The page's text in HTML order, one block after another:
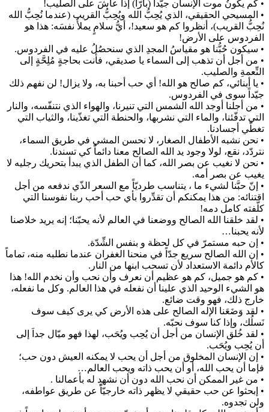
• كم يكونُ موت الإنسان جيّداً (بارّاً) إذا عاشَ على الصليب!
• المسيحي الحقيقي، الذي يُحِبُّ الله ويُحِبُّ القريب (عندما نُحِبُّ الله
نُحِبُّ القريب)، أنظروا كم هو سعيد!، أيُّ سلامٍ يملأُ نفسَه: هذا هو
الفردوس على الأرض!
• سيكون حُبُّنا هو مقياسُ المجدِ الذي سنحصُلُ عليه في الفردوس.
• من أجل أن تذهب إلى السماء يا صديقي، فأنت بحاجةٍ مُلِحَّةٍ إلى
النِّعمةِ والصليب.
• يا أبنائي، كم صالح هو الله! أي حب أحبنا به، ولا يزال! لن نفهم ذلك
جيّداً سوى في الفردوس.
• من أجلنا أوجد الله الشمس التي تنيرنا، والهواء الذي نتنفّسه، والنار
التي تدفّئنا، والماء التي نشربها، والحنطة التي تغذّينا، والثياب التي
تغطّي أجسادنا.
• نحن نشبه الأطفال الصغار، لا نحسن المشي في طريق السماء،
نتردّد، نقع، لولا وجود يد الله الصالح معنا دائماً كي تسندنا.
• نحن لا نغيب عن بصر الله، كما أن الطفل الذي يبدأ بتحريك رجليه لا
يغيب عن بصر أمه.
• إنّ حبَّنا لشيء ما ، يتناسب طرديّاً مع السعر الذّي ندفعه من أجل
اقتنائه: من هذا يمكنكم أن تقدِّروا بأي حب أحب ربنا نفوسنا التي
كلّفته كامل دمه!
• لقد خلقنا الله الصالح ووضعنا في العالم لأنه يحبّنا؛ إنه يريد خلاصنا
لأنه يحبنا…
• إن حبه مستمرّ في كل لحظة و بنفس الشِّدّة.
• إن الله الصالح سريع جدّاً في منحنا الغفران عندما نطلبه منه، تماماً
كالأم دائمة الاستعداد لأن تسحب ابنها من النار.
• كم هو جميل، كم هو عظيم أن نعرف وأن نحب وأن نخدم الله! هذا
هو الشيء الوحيد الذي علينا أن نفعله في هذا العالم. وكل ما نفعله،
خارج ذلك، فهو وقت ضائع.
• لقد وَضَعَنا الإله الصالح على هذه الأرض كي يرى كيف سوف
نَسلُك، وإذا كنا سوف نحبّه.
• لقد خُلق الإنسان من أجل أن يُحِب ويُحَب، لهذا فهو ميّال جداَ إلى
أن يُحِب ويُحَب.
• إن الإنسان المخلوق من أجل أن يحب لا يمكنه العيش دون حب؛
فإما أن يحب الله، أو أن يحب ذاته ويحب العالم…
• من غير الممكن أن نحب الله دون أن نشهد له بأعمالنا .
• إبحثوا عن حب حقيقي لا يظهر ذاته خارجيّاًً عن طريق عواطفه،
ولن تجدوه.